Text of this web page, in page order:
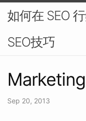
如何在 SEO
SEO技巧
Sep 20, 2013